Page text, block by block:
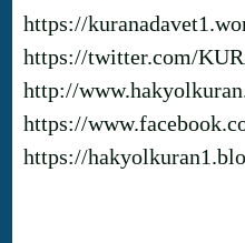
https://
https://twitter.com/
http://
https://
https://